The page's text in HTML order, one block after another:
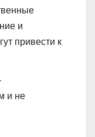
и
привести к
и не